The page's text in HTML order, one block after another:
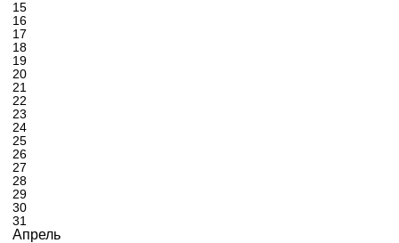
15
16
17
18
19
20
21
22
23
24
25
26
27
28
29
30
31
Апрель